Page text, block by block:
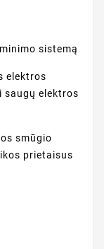
sistemą
elektros
elektros
smūgio
prietaisus